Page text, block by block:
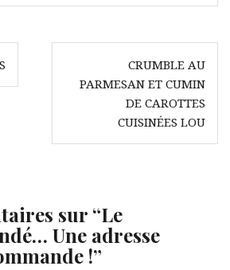
CRUMBLE AU
PARMESAN ET CUMIN
DE CAROTTES
CUISINÉES LOU
sur “Le
Une adresse
!”